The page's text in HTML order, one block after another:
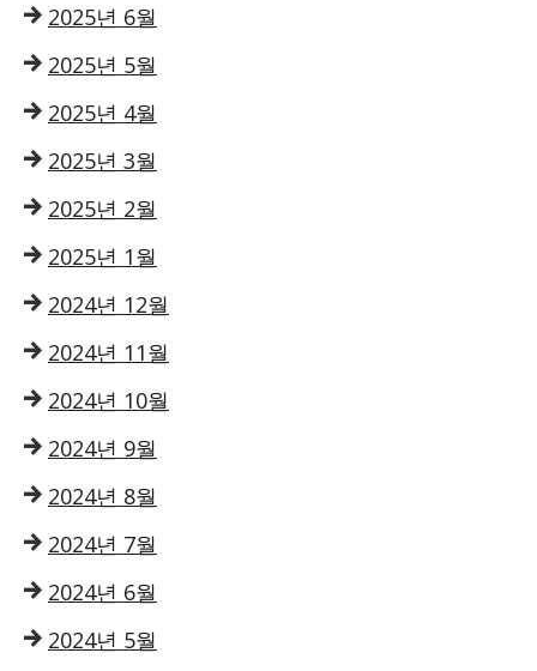
2025년 6월
2025년 5월
2025년 4월
2025년 3월
2025년 2월
2025년 1월
2024년 12월
2024년 11월
2024년 10월
2024년 9월
2024년 8월
2024년 7월
2024년 6월
2024년 5월